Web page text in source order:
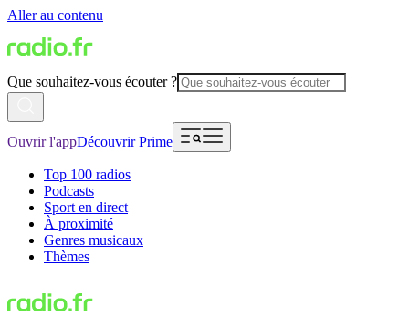
Aller au contenu
Que souhaitez-vous écouter ?
Ouvrir l'appDécouvrir Prime
Top 100 radios
Podcasts
Sport en direct
À proximité
Genres musicaux
Thèmes